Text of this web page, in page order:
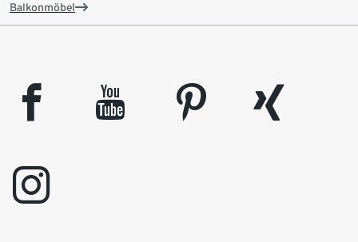
Balkonmöbel
facebook youtube pinterest
xing
instagram